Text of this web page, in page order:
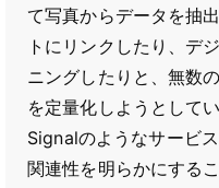
て写真からデータを抽
トにリンクしたり、デ
ニングしたりと、無数
を定量化しようとして
Signalのようなサービ
関連性を明らかにする